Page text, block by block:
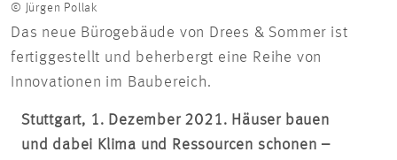
© Jürgen Pollak
Das neue Bürogebäude von Drees & Sommer ist
fertiggestellt und beherbergt eine Reihe von
Innovationen im Baubereich.
Stuttgart, 1. Dezember 2021. Häuser bauen
und dabei Klima und Ressourcen schonen –